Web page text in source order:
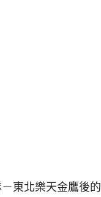
東北樂天金鷹後的